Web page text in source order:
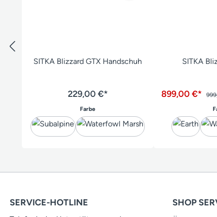
SITKA Blizzard GTX Handschuh
229,00 €*
Farbeauswählen
SITKA
899,00 €*
SERVICE-HOTLINE SHOP